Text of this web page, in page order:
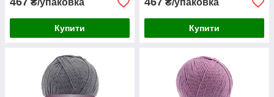
₴/упаковка
Купити
₴/упаковка
Купити